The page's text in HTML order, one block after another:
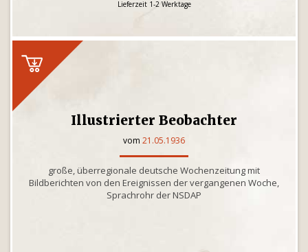
Lieferzeit 1-2 Werktage
Illustrierter Beobachter
vom 21.05.1936
große, überregionale deutsche Wochenzeitung mit
Bildberichten von den Ereignissen der vergangenen Woche,
Sprachrohr der NSDAP